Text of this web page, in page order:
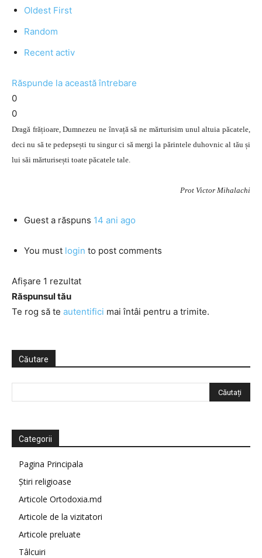
Oldest First
Random
Recent activ
Răspunde la această întrebare
0
0
Dragă frățioare, Dumnezeu ne învață să ne mărturisim unul altuia păcatele,
deci nu să te pedepsești tu singur ci să mergi la părintele duhovnic al tău și
lui săi mărturisești toate păcatele tale.
Prot Victor Mihalachi
Guest a răspuns 14 ani ago
You must login to post comments
Afișare 1 rezultat
Răspunsul tău
Te rog să te autentifici mai întâi pentru a trimite.
Căutare
Categorii
Pagina Principala
Știri religioase
Articole Ortodoxia.md
Articole de la vizitatori
Articole preluate
Tâlcuiri